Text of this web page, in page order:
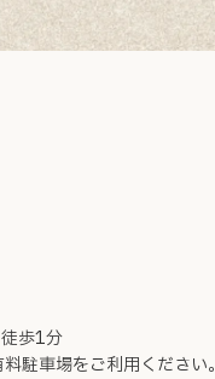
歩1分
駐車場をご利用ください。